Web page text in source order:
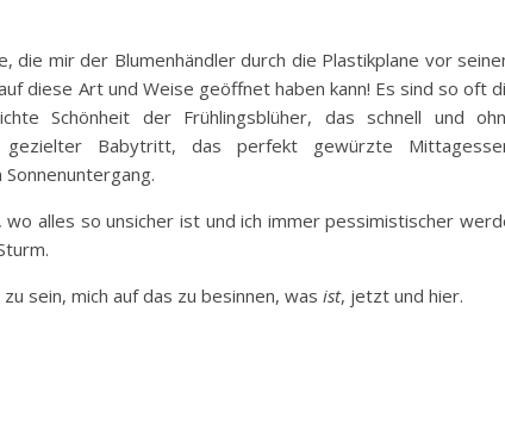
die mir der Blumenhändler durch die Plastikplane vor
diese Art und Weise geöffnet haben kann! Es sind so oft
Schönheit der Frühlingsblüher, das schnell und
gezielter Babytritt, das perfekt gewürzte
alles so unsicher ist und ich immer pessimistischer
sein, mich auf das zu besinnen, was ist, jetzt und hier.